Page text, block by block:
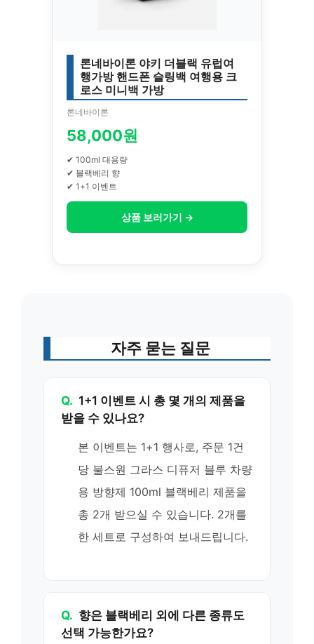
론네바이론 야키 더블랙 유럽여
행가방 핸드폰 슬링백 여행용 크
로스 미니백 가방
론네바이론
58,000원
✔ 100ml 대용량
✔ 블랙베리 향
✔ 1+1 이벤트
상품 보러가기 →
자주 묻는 질문
Q. 1+1 이벤트 시 총 몇 개의 제품을
받을 수 있나요?
본 이벤트는 1+1 행사로, 주문 1건
당 불스원 그라스 디퓨저 블루 차량
용 방향제 100ml 블랙베리 제품을
총 2개 받으실 수 있습니다. 2개를
한 세트로 구성하여 보내드립니다.
Q. 향은 블랙베리 외에 다른 종류도
선택 가능한가요?